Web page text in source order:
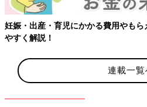
妊娠・出産・育児にかかる費用やも
やすく解説！
連載一覧